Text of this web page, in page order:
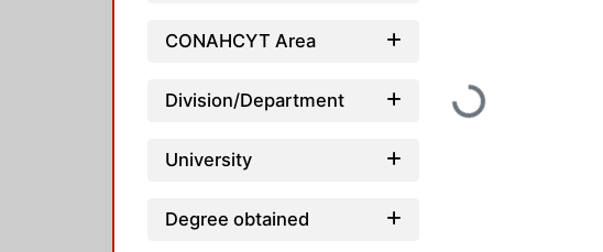
CONAHCYT Area
Division/Department
University
Degree obtained
Loading...